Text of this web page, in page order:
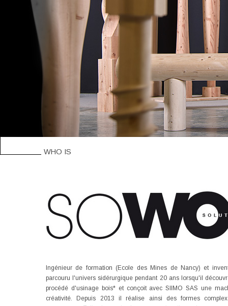
WHO IS
Ingénieur de formation (Ecole des Mines de Nancy) et
parcouru l'univers sidérurgique pendant 20 ans lorsqu'il
procédé d'usinage bois* et conçoit avec SIIMO SAS une
créativité. Depuis 2013 il réalise ainsi des formes